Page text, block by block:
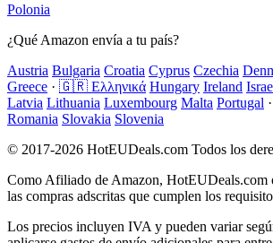
Polonia
¿Qué Amazon envía a tu país?
Austria Bulgaria Croatia Cyprus Czechia
Greece · 🇬🇷 Ελληνικά Hungary Ireland
Latvia Lithuania Luxembourg Malta Portugal ·
Romania Slovakia Slovenia
© 2017-2026 HotEUDeals.com Todos los
Como Afiliado de Amazon, HotEUDeals.com
las compras adscritas que cumplen los
Los precios incluyen IVA y pueden variar